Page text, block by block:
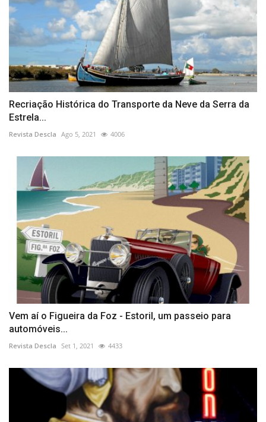
Recriação Histórica do Transporte da Neve da Serra da
Estrela...
Revista Descla Ago 5, 2021 4006
Vem aí o Figueira da Foz - Estoril, um passeio para
automóveis...
Revista Descla Set 1, 2021 4433